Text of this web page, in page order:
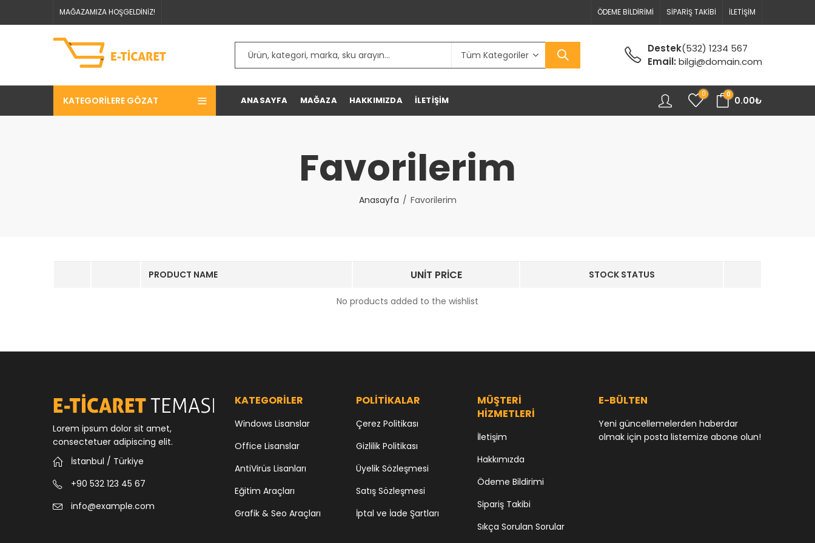
MAĞAZAMIZA HOŞGELDİNİZ! ÖDEME BILDIRIMI SIPARIŞ TAKIBI İLETIŞIM
Destek(532) 1234 567
Email: bilgi@domain.com
KATEGORILERE GÖZAT ANASAYFA MAĞAZA HAKKIMIZDA İLETIŞIM
0 0
0.00₺
Favorilerim
Anasayfa Favorilerim
PRODUCT NAME UNIT PRICE STOCK STATUS
No products added to the wishlist
Lorem ipsum dolor sit amet,
consectetuer adipiscing elit.
İstanbul / Türkiye
+90 532 123 45 67
info@example.com
KATEGORİLER
Windows Lisanslar
Office Lisanslar
AntiVirüs Lisanları
Eğitim Araçları
Grafik & Seo Araçları
POLİTİKALAR
Çerez Politikası
Gizlilik Politikası
Üyelik Sözleşmesi
Satış Sözleşmesi
İptal ve İade Şartları
MÜŞTERİ
HİZMETLERİ
İletişim
Hakkımızda
Ödeme Bildirimi
Sipariş Takibi
Sıkça Sorulan Sorular
E-BÜLTEN
Yeni güncellemelerden haberdar
olmak için posta listemize abone olun!